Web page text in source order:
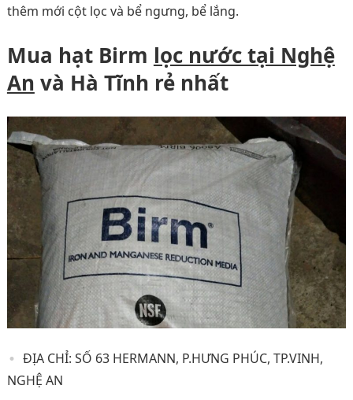
thêm mới cột lọc và bể ngưng, bể lắng.
Mua hạt Birm lọc nước tại Nghệ
An và Hà Tĩnh rẻ nhất
ĐỊA CHỈ: SỐ 63 HERMANN, P.HƯNG PHÚC, TP.VINH,
NGHỆ AN